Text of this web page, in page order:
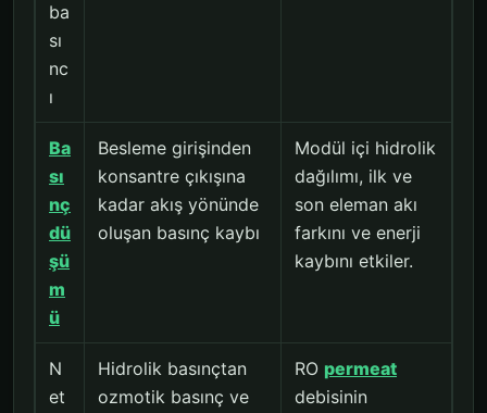
ba
sı
nc
ı
Ba
sı
nç
dü
şü
m
ü
Besleme girişinden
konsantre çıkışına
kadar akış yönünde
oluşan basınç kaybı
Modül içi hidrolik
dağılımı, ilk ve
son eleman akı
farkını ve enerji
kaybını etkiler.
N
et
Hidrolik basınçtan
ozmotik basınç ve
RO permeat
debisinin